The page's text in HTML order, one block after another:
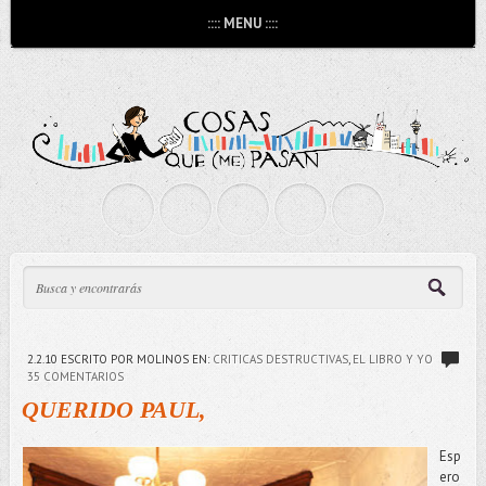
:::: MENU ::::
2.2.10 ESCRITO POR MOLINOS EN: CRITICAS DESTRUCTIVAS, EL LIBRO Y YO
35 COMENTARIOS
QUERIDO PAUL,
Esp
ero